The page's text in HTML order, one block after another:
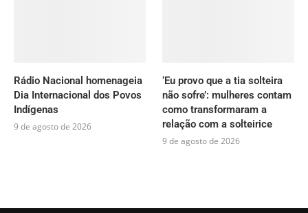
Rádio Nacional homenageia
Dia Internacional dos Povos
Indígenas
9 de agosto de 2026
‘Eu provo que a tia solteira
não sofre’: mulheres contam
como transformaram a
relação com a solteirice
9 de agosto de 2026